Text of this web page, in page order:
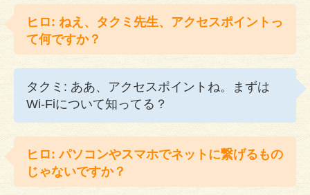
ヒロ: ねえ、タクミ先生、アクセスポイントっ
て何ですか？
タクミ: ああ、アクセスポイントね。まずは
Wi-Fiについて知ってる？
ヒロ: パソコンやスマホでネットに繋げるもの
じゃないですか？